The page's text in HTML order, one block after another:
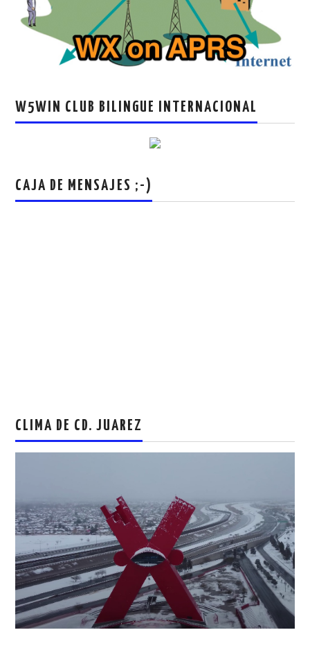
W5WIN CLUB BILINGUE INTERNACIONAL
CAJA DE MENSAJES ;-)
CLIMA DE CD. JUAREZ